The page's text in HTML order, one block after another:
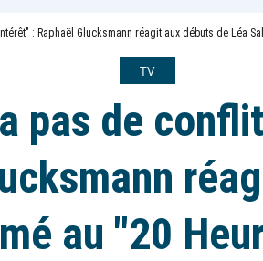
Glucksmann réagit aux débuts de Léa Salamé au "20
TV
pas de
au "20